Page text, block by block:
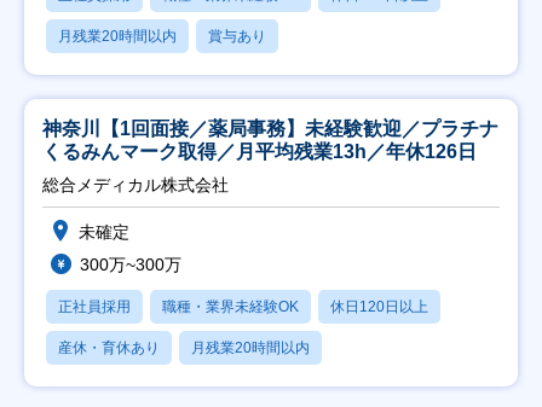
月残業20時間以内 賞与あり
神奈川【1回面接／薬局事務】未経験歓迎／プラチナ
くるみんマーク取得／月平均残業13h／年休126日
総合メディカル株式会社
未確定
300万~300万
正社員採用 職種・業界未経験OK 休日120日以上
産休・育休あり 月残業20時間以内